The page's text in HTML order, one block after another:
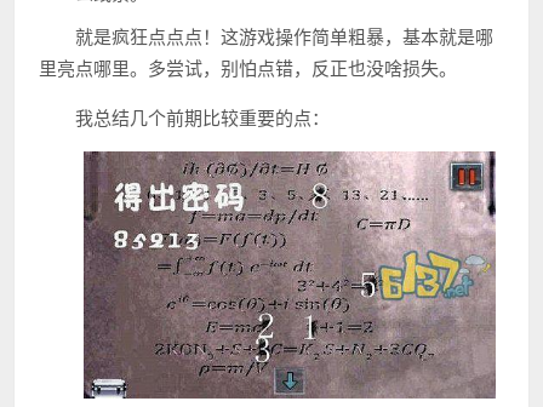
就是疯狂点点点！这游戏操作简单粗暴，基本就是哪
里亮点哪里。多尝试，别怕点错，反正也没啥损失。
我总结几个前期比较重要的点：